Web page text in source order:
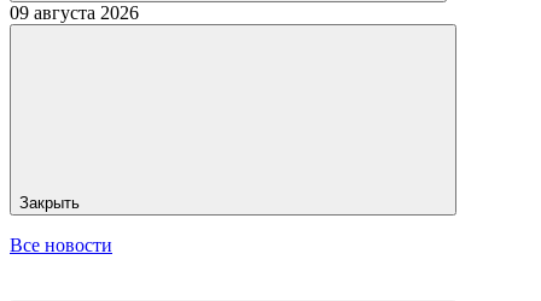
09 августа 2026
Закрыть
Все новости